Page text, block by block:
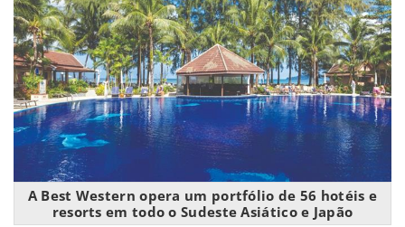
A Best Western opera um portfólio de 56 hotéis e
resorts em todo o Sudeste Asiático e Japão